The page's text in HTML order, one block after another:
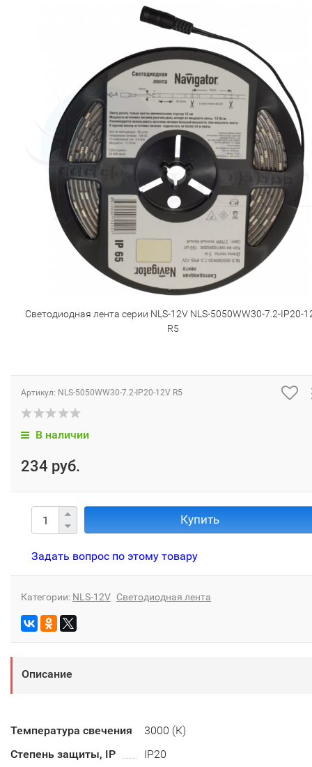
Светодиодная лента серии NLS-12V NLS-5050WW30-7.2-IP20-
R5
Артикул: NLS-5050WW30-7.2-IP20-12V R5
В наличии
234 руб.
Купить
Задать вопрос по этому товару
Категории: NLS-12V Светодиодная лента
Описание
Температура свечения
3000 (К)
Степень защиты, IP
IP20